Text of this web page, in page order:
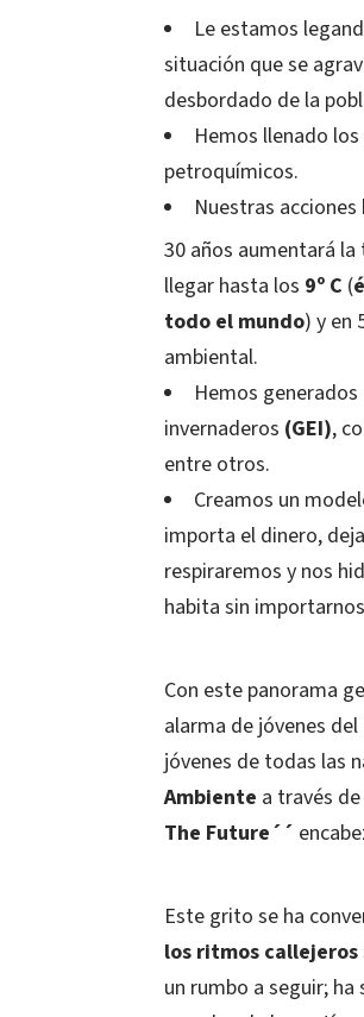
Le estamos
situación que se
desbordado de la
Hemos llenado
petroquímicos.
Nuestras
30 años aumentará
llegar hasta los 9º C (
todo el mundo) y en
ambiental.
Hemos
invernaderos (GEI),
entre otros.
Creamos un
importa el dinero,
respiraremos y nos
habita sin
Con este panorama
alarma de jóvenes
jóvenes de todas las
Ambiente a través
The Future´´
Este grito se ha
los ritmos
un rumbo a seguir;